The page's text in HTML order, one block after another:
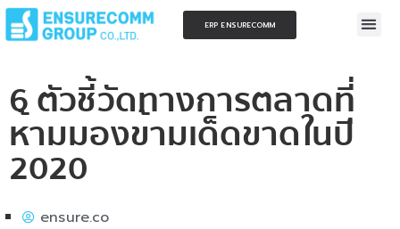
ERP ENSURECOMM
6 ตัวชี้วัดทางการตลาดที่
ห้ามมองข้ามเด็ดขาดในปี
2020
ensure.co